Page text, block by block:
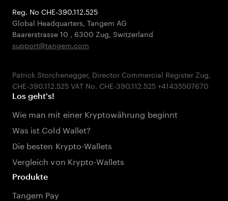
Reg. No CHE-390.112.525
Global Headquarters, Tangem AG
Baarerstrasse 10 , 6300 Zug, Switzerland
support@tangem.com
Patrick Storchenegger, Director Commercial Register Zug,
Los geht's!
Wie man mit einer Kryptowährung beginnt
Was ist Cold Wallet?
Die besten Krypto-Wallets
Vergleich von Krypto-Wallets
Produkte
Tangem Pay